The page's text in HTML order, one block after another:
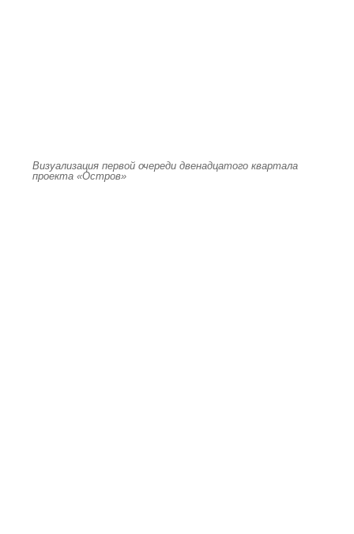
Визуализация первой очереди двенадцатого квартала
проекта «Остров»